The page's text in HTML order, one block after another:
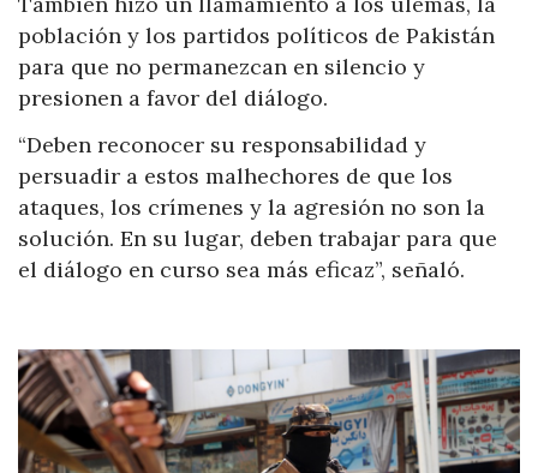
población y los partidos políticos de Pakistán
para que no permanezcan en silencio y
presionen a favor del diálogo.
“Deben reconocer su responsabilidad y
persuadir a estos malhechores de que los
ataques, los crímenes y la agresión no son la
solución. En su lugar, deben trabajar para que
el diálogo en curso sea más eficaz”, señaló.